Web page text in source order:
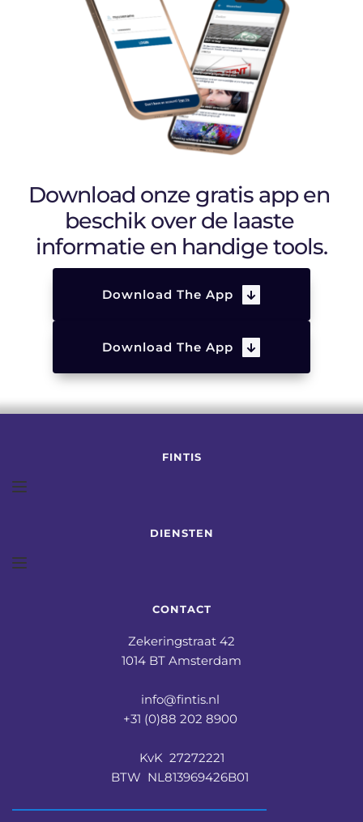
Download onze gratis app en
beschik over de laaste
informatie en handige tools.
Download The App
Download The App
FINTIS
DIENSTEN
CONTACT
Zekeringstraat 42
1014 BT Amsterdam
info@fintis.nl
+31 (0)88 202 8900
KvK  27272221
BTW  NL813969426B01